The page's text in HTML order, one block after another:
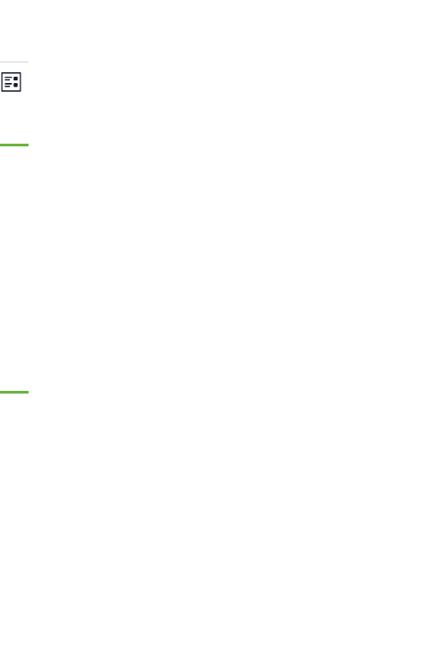
Ansichten-
Veranstaltung
Ansichten-
Liste